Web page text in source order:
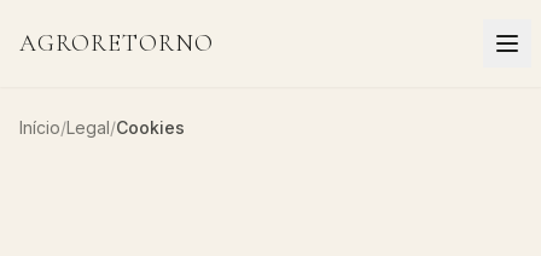
AGRORETORNO
Início/Legal/Cookies